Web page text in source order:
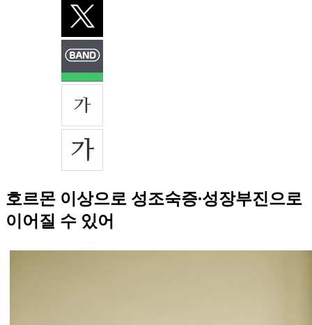
호르몬 이상으로 성조숙증∙성장부진으로
이어질 수 있어